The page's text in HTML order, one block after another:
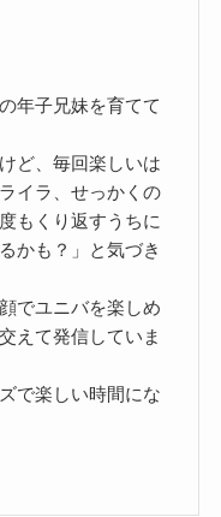
年子兄妹を育てて
ど、毎回楽しいは
イラ、せっかくの
もくり返すうちに
かも？」と気づき
でユニバを楽しめ
えて発信していま
で楽しい時間にな